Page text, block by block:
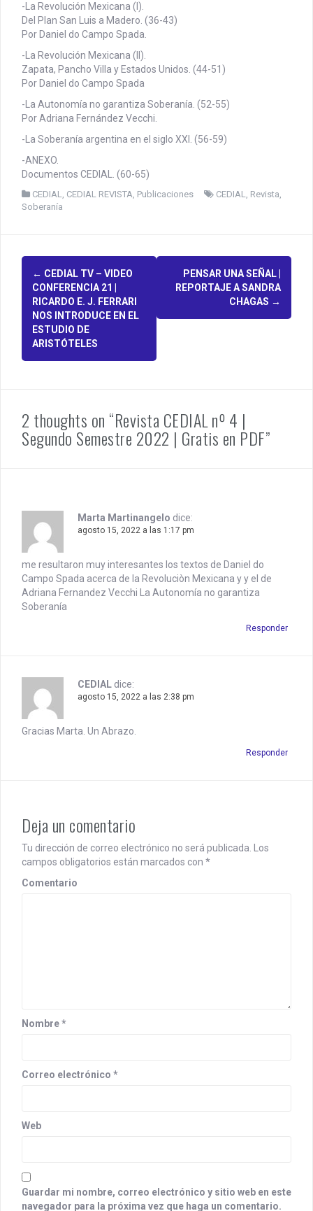
-La Revolución Mexicana (I).
Del Plan San Luis a Madero. (36-43)
Por Daniel do Campo Spada.
-La Revolución Mexicana (II).
Zapata, Pancho Villa y Estados Unidos. (44-51)
Por Daniel do Campo Spada
-La Autonomía no garantiza Soberanía. (52-55)
Por Adriana Fernández Vecchi.
-La Soberanía argentina en el siglo XXI. (56-59)
-ANEXO.
Documentos CEDIAL. (60-65)
CEDIAL, CEDIAL REVISTA, Publicaciones CEDIAL, Revista,
Soberanía
t
v
i
a
i
o
n
← CEDIAL TV – VIDEO
CONFERENCIA 21 |
RICARDO E. J. FERRARI
NOS INTRODUCE EN EL
ESTUDIO DE
ARISTÓTELES
PENSAR UNA SEÑAL |
REPORTAJE A SANDRA
CHAGAS →
2 thoughts on “Revista CEDIAL nº 4 |
Segundo Semestre 2022 | Gratis en PDF”
Marta Martinangelo dice:
agosto 15, 2022 a las 1:17 pm
me resultaron muy interesantes los textos de Daniel do
Campo Spada acerca de la Revoluciòn Mexicana y y el de
Adriana Fernandez Vecchi La Autonomía no garantiza
Soberanía
Responder
CEDIAL dice:
agosto 15, 2022 a las 2:38 pm
Gracias Marta. Un Abrazo.
Responder
Deja un comentario
Tu dirección de correo electrónico no será publicada.
Los
campos obligatorios están marcados con *
Comentario
Nombre*
Correo electrónico *
Web
Guardar mi nombre, correo electrónico y sitio web en este
navegador para la próxima vez que haga un comentario.